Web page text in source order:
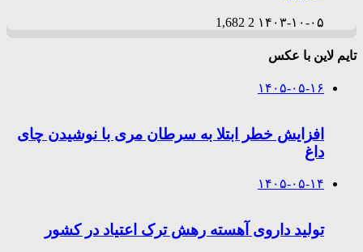
۱۴۰۳-۱۰-۰۵ 2
1,682
تایم لاین با عکس
۱۴۰۵-۰۵-۱۶
افزایش خطر ابتلا به سرطان مری با نوشیدن چای
داغ
۱۴۰۵-۰۵-۱۴
تولید داروی آهسته رهش ترک اعتیاد در کشور